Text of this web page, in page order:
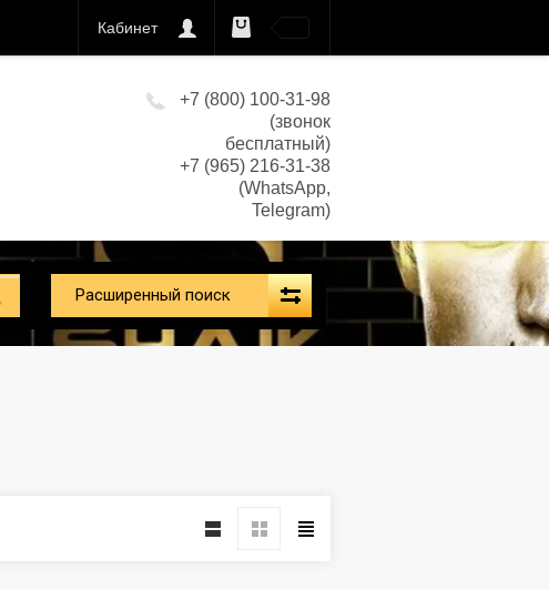
Кабинет
+7 (800) 100-31-98
(звонок
бесплатный)
+7 (965) 216-31-38
(WhatsApp,
Telegram)
Расширенный поиск